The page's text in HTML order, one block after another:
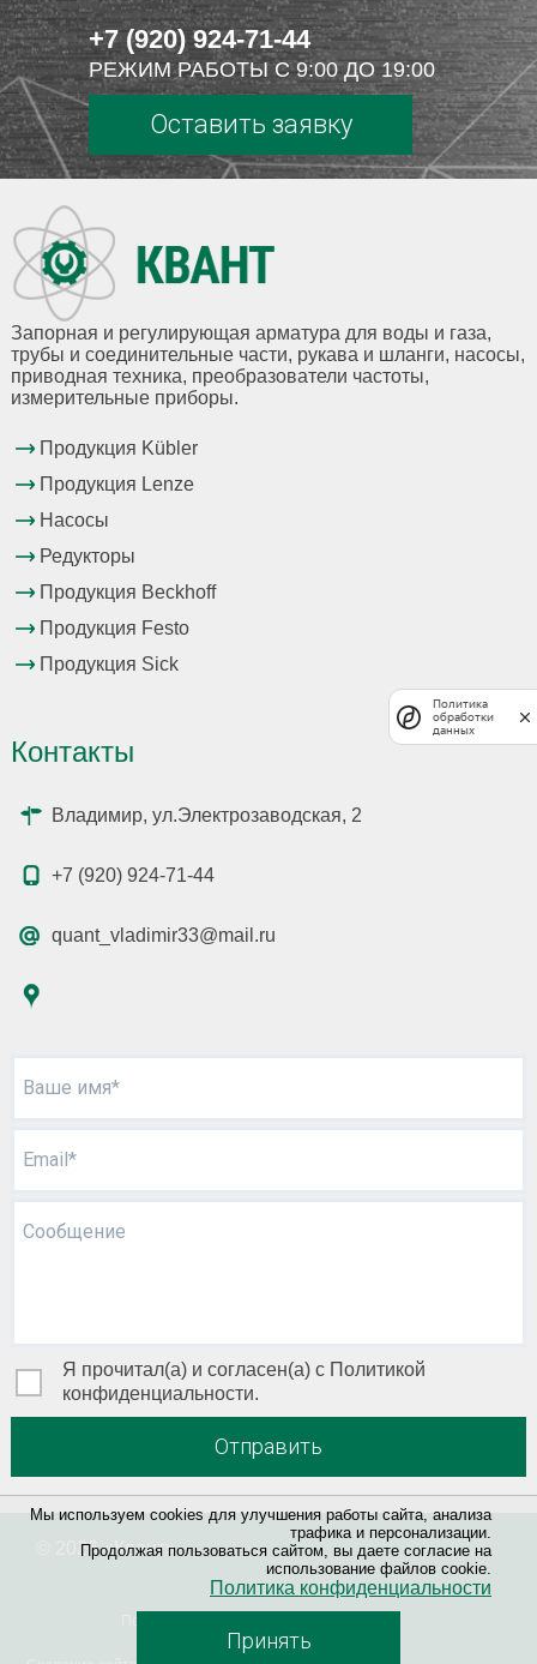
Мы используем cookies для улучшения работы сайта, анализа
трафика и персонализации.
Продолжая пользоваться сайтом, вы даете согласие на
использование файлов cookie.
Политика конфиденциальности
Принять
+7 (920) 924-71-44
РЕЖИМ РАБОТЫ С 9:00 ДО 19:00
Оставить заявку
Запорная и регулирующая арматура для воды и газа,
трубы и соединительные части, рукава и шланги, насосы,
приводная техника, преобразователи частоты,
измерительные приборы.
Продукция Kübler
Продукция Lenze
Насосы
Редукторы
Продукция Beckhoff
Продукция Festo
Продукция Sick
Контакты
Владимир, ул.Электрозаводская, 2
+7 (920) 924-71-44
quant_vladimir33@mail.ru
Ваше имя*
Email*
Сообщение
Я прочитал(а) и согласен(а) с Политикой
конфиденциальности.
Отправить
© 2026 «Квант »
Политика
обработки
данных